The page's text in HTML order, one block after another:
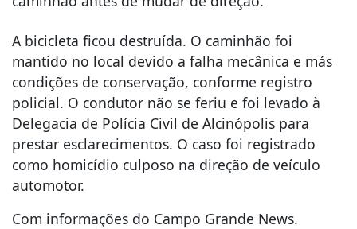
A bicicleta ficou destruída. O caminhão foi
mantido no local devido a falha mecânica e más
condições de conservação, conforme registro
policial. O condutor não se feriu e foi levado à
Delegacia de Polícia Civil de Alcinópolis para
prestar esclarecimentos. O caso foi registrado
como homicídio culposo na direção de veículo
automotor.
Com informações do Campo Grande News.